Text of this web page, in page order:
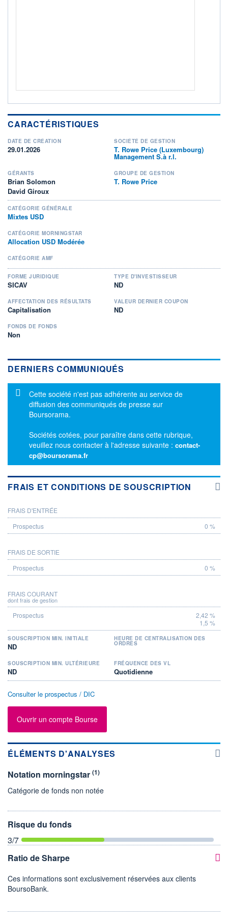
CARACTÉRISTIQUES
DATE DE CRÉATION
29.01.2026
SOCIÉTÉ DE GESTION
T. Rowe Price (Luxembourg)
Management S.à r.l.
GÉRANTS
Brian Solomon
David Giroux
GROUPE DE GESTION
T. Rowe Price
CATÉGORIE GÉNÉRALE
Mixtes USD
CATÉGORIE MORNINGSTAR
Allocation USD Modérée
CATÉGORIE AMF
FORME JURIDIQUE
SICAV
TYPE D'INVESTISSEUR
ND
AFFECTATION DES RÉSULTATS
Capitalisation
VALEUR DERNIER COUPON
ND
FONDS DE FONDS
Non
DERNIERS COMMUNIQUÉS
Message d'information
Cette société n'est pas adhérente au service de
diffusion des communiqués de presse sur
Boursorama.
Sociétés cotées, pour paraître dans cette rubrique,
veuillez nous contacter à l'adresse suivante : contact-
cp@boursorama.fr
FRAIS ET CONDITIONS DE SOUSCRIPTION
PROSPECTUS
FRAIS D'ENTRÉE
0 %
FRAIS DE SORTIE
0 %
FRAIS COURANT
dont frais de gestion
2,42 %
1,5 %
SOUSCRIPTION MIN. INITIALE
ND
HEURE DE CENTRALISATION DES
ORDRES
SOUSCRIPTION MIN. ULTÉRIEURE
ND
FRÉQUENCE DES VL
Quotidienne
Consulter le prospectus / DIC
Ouvrir un compte Bourse
ÉLÉMENTS D'ANALYSES
Notation morningstar (1)
Catégorie de fonds non notée
Risque du fonds
3/7
Ratio de Sharpe
Ces informations sont exclusivement réservées aux clients
BoursoBank.